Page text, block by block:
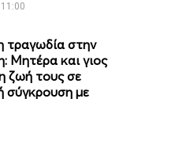
τραγωδία στην
Μητέρα και γιος
ζωή τους σε
σύγκρουση με